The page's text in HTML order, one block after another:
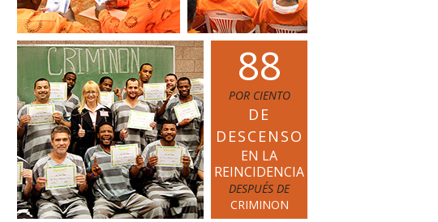
88
POR CIENTO
DE
DESCENSO
EN LA
REINCIDENCIA
DESPUÉS DE
CRIMINON